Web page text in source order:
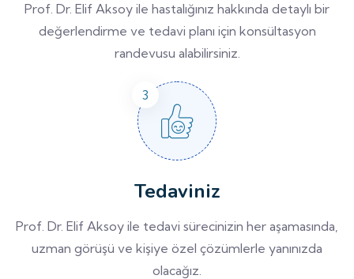
Prof. Dr. Elif Aksoy ile hastalığınız hakkında detaylı bir
değerlendirme ve tedavi planı için konsültasyon
randevusu alabilirsiniz.
Tedaviniz
Prof. Dr. Elif Aksoy ile tedavi sürecinizin her aşamasında,
uzman görüşü ve kişiye özel çözümlerle yanınızda
olacağız.